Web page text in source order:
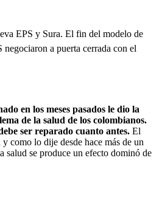
EPS y Sura. El fin del modelo de
negociaron a puerta cerrada con el
en los meses pasados le dio la
de la salud de los colombianos.
ser reparado cuanto antes. El
como lo dije desde hace más de un
salud se produce un efecto dominó de